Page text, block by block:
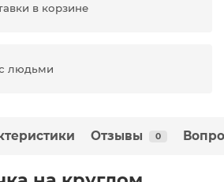
в корзине
людьми
Отзывы 0